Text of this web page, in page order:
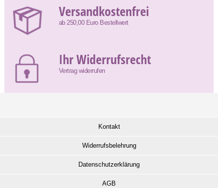
Versandkostenfrei
ab 250,00 Euro Bestellwert
Ihr Widerrufsrecht
Vertrag widerrufen
Kontakt
Widerrufsbelehrung
Datenschutzerklärung
AGB